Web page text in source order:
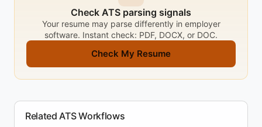
Check ATS parsing signals
Your resume may parse differently in employer
software. Instant check: PDF, DOCX, or DOC.
Check My Resume
Related ATS Workflows